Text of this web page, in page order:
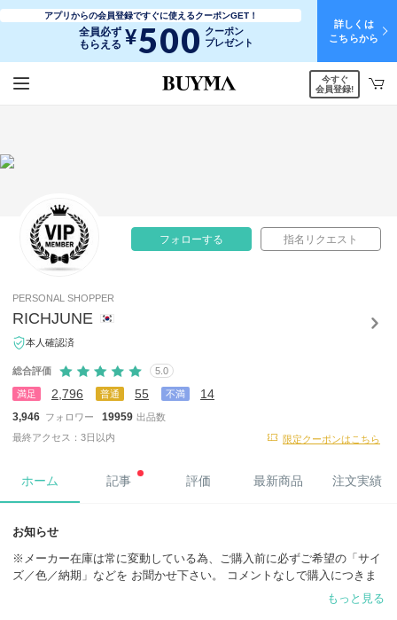
アプリからの会員登録ですぐに使えるクーポンGET！
全員必ず
もらえる ¥500 クーポン
プレゼント
詳しくは
こちらから
今すぐ
会員登録!
フォローする 指名リクエスト
PERSONAL SHOPPER
RICHJUNE
本人確認済
総合評価 5.0
満足 2,796 普通 55 不満 14
3,946 フォロワー 19959 出品数
最終アクセス：3日以内
限定クーポンはこちら
ホーム 記事 評価 最新商品 注文実績
お知らせ
※メーカー在庫は常に変動している為、ご購入前に必ずご希望の「サイ
ズ／色／納期」などを お聞かせ下さい。 コメントなしで購入につきま
しては、キャンセル可能性もございますので予めご了承ください。もっと見る